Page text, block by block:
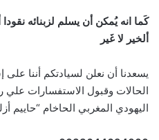
كَما انه يُمكن أن يسلم لزبنائه
ألخير لا غَير
يسعدنا أن نعلن لسيادتكم أننا
الحالات وقبول الاستفسارات علي
اليهودي المغربي الحاخام “حاييم